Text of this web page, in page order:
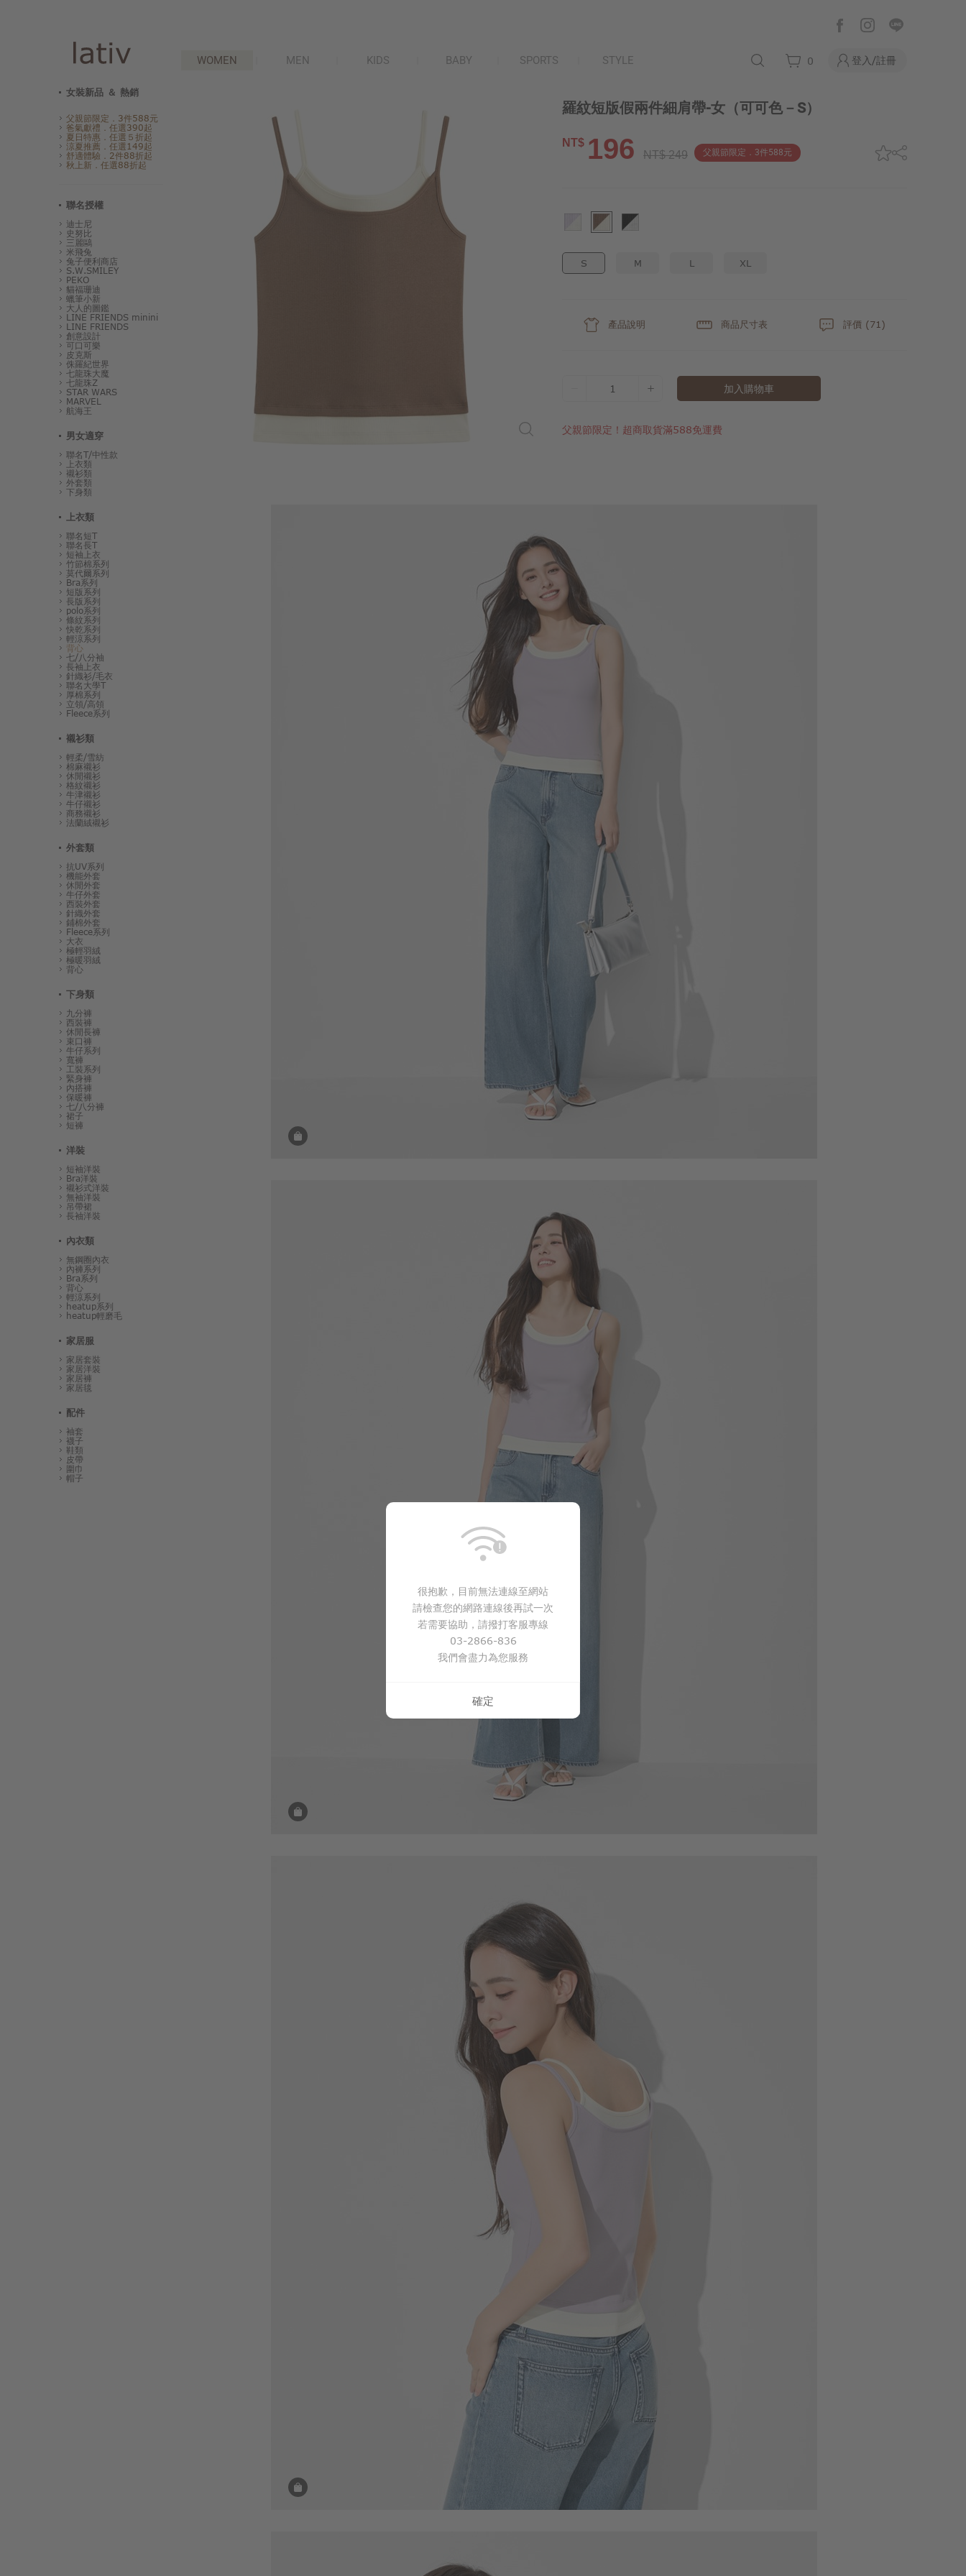
WOMEN MEN KIDS BABY SPORTS STYLE 0 登入/註冊
女裝新品 ＆ 熱銷
父親節限定．3件588元
爸氣獻禮．任選390起
夏日特惠．任選５折起
涼夏推薦．任選149起
舒適體驗．2件88折起
秋上新．任選88折起
聯名授權
迪士尼
史努比
三麗鷗
米飛兔
兔子便利商店
S.W.SMILEY
PEKO
貓福珊迪
蠟筆小新
大人的圖鑑
LINE FRIENDS minini
LINE FRIENDS
創意設計
可口可樂
皮克斯
侏羅紀世界
七龍珠大魔
七龍珠Z
STAR WARS
MARVEL
航海王
男女適穿
聯名T/中性款
上衣類
襯衫類
外套類
下身類
上衣類
聯名短T
聯名長T
短袖上衣
竹節棉系列
莫代爾系列
Bra系列
短版系列
長版系列
polo系列
條紋系列
快乾系列
輕涼系列
背心
七/八分袖
長袖上衣
針織衫/毛衣
聯名大學T
厚棉系列
立領/高領
Fleece系列
襯衫類
輕柔/雪紡
棉麻襯衫
休閒襯衫
格紋襯衫
牛津襯衫
牛仔襯衫
商務襯衫
法蘭絨襯衫
外套類
抗UV系列
機能外套
休閒外套
牛仔外套
西裝外套
針織外套
鋪棉外套
Fleece系列
大衣
極輕羽絨
極暖羽絨
背心
下身類
九分褲
西裝褲
休閒長褲
束口褲
牛仔系列
寬褲
工裝系列
緊身褲
內搭褲
保暖褲
七/八分褲
裙子
短褲
洋裝
短袖洋裝
Bra洋裝
襯衫式洋裝
無袖洋裝
吊帶裙
長袖洋裝
內衣類
無鋼圈內衣
內褲系列
Bra系列
背心
輕涼系列
heatup系列
heatup輕磨毛
家居服
家居套裝
家居洋裝
家居褲
家居毯
配件
袖套
襪子
鞋類
皮帶
圍巾
帽子
羅紋短版假兩件細肩帶-女 （可可色－S）
NT$ 196 NT$ 249 父親節限定．3件588元
S M L XL
產品說明 商品尺寸表 評價 (71)
1 加入購物車
父親節限定！超商取貨滿588免運費
590
很抱歉，目前無法連線至網站
請檢查您的網路連線後再試一次
若需要協助，請撥打客服專線
03-2866-836
我們會盡力為您服務
確定